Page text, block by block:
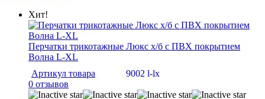
Хит!
Перчатки трикотажные Люкс х/б с ПВХ покрытием
Волна L-XL
Артикул товара
9002 l-lx
0 отзывов